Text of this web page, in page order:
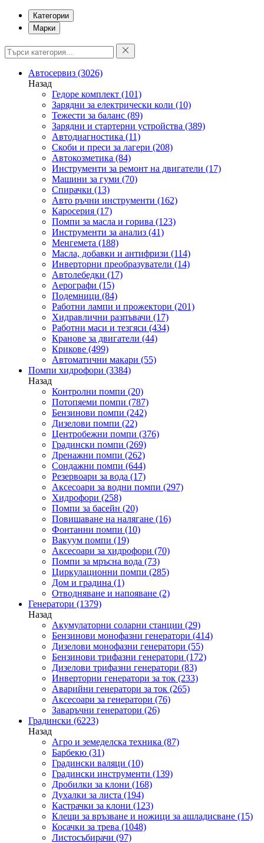
Категории
Марки
Автосервиз (3026)
Назад
Гедоре комплект (101)
Зарядни за електрически коли (10)
Тежести за баланс (89)
Зарядни и стартерни устройства (389)
Автодиагностика (11)
Скоби и преси за лагери (208)
Автокозметика (84)
Инструменти за ремонт на двигатели (17)
Машини за гуми (70)
Спирачки (13)
Авто ръчни инструменти (162)
Каросерия (17)
Помпи за масла и горива (123)
Инструменти за анализ (41)
Менгемета (188)
Масла, добавки и антифризи (114)
Инверторни преобразуватели (14)
Автолебедки (17)
Аерографи (15)
Подемници (84)
Работни лампи и прожектори (201)
Хидравлични разпъвачи (17)
Работни маси и тезгяси (434)
Кранове за двигатели (44)
Крикове (499)
Автоматични макари (55)
Помпи хидрофори (3384)
Назад
Контролни помпи (20)
Потопяеми помпи (787)
Бензинови помпи (242)
Дизелови помпи (22)
Центробежни помпи (376)
Градински помпи (269)
Дренажни помпи (262)
Сондажни помпи (644)
Резервоари за вода (17)
Аксесоари за водни помпи (297)
Хидрофори (258)
Помпи за басейн (20)
Повишаване на налягане (16)
Фонтанни помпи (10)
Вакуум помпи (19)
Аксесоари за хидрофори (70)
Помпи за мръсна вода (73)
Циркулационни помпи (285)
Дом и градина (1)
Отводняване и напояване (2)
Генератори (1379)
Назад
Акумулаторни соларни станции (29)
Бензинови монофазни генератори (414)
Дизелови монофазни генератори (55)
Бензинови трифазни генератори (172)
Дизелови трифазни генератори (83)
Инверторни генератори за ток (233)
Аварийни генератори за ток (265)
Аксесоари за генератори (76)
Заваръчни генератори (26)
Градински (6223)
Назад
Агро и земеделска техника (87)
Барбекю (31)
Градински валяци (10)
Градински инструменти (139)
Дробилки за клони (168)
Духалки за листа (194)
Кастрачки за клони (123)
Клещи за връзване и ножици за ашладисване (15)
Косачки за трева (1048)
Листосъбирачи (97)